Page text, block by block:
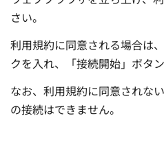
さい。
利用規約に同意される場合は
クを入れ、「接続開始」ボタ
なお、利用規約に同意されな
の接続はできません。